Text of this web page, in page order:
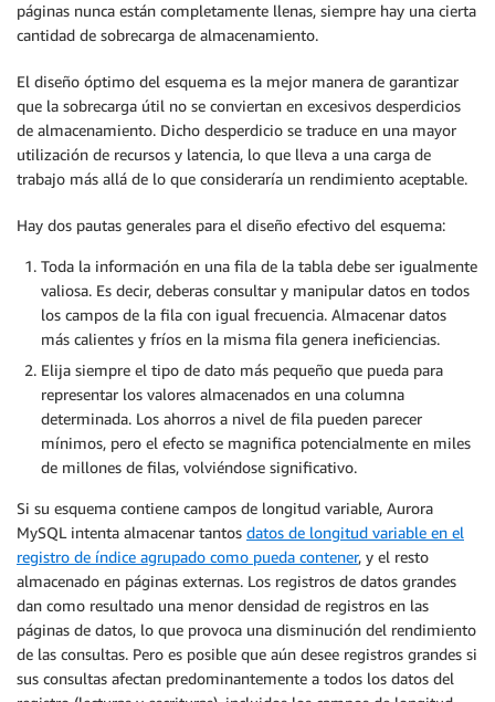
páginas nunca están completamente llenas, siempre hay una cierta
cantidad de sobrecarga de almacenamiento.
El diseño óptimo del esquema es la mejor manera de garantizar
que la sobrecarga útil no se conviertan en excesivos desperdicios
de almacenamiento. Dicho desperdicio se traduce en una mayor
utilización de recursos y latencia, lo que lleva a una carga de
trabajo más allá de lo que consideraría un rendimiento aceptable.
Hay dos pautas generales para el diseño efectivo del esquema:
Toda la información en una fila de la tabla debe ser igualmente
valiosa. Es decir, deberas consultar y manipular datos en todos
los campos de la fila con igual frecuencia. Almacenar datos
más calientes y fríos en la misma fila genera ineficiencias.
Elija siempre el tipo de dato más pequeño que pueda para
representar los valores almacenados en una columna
determinada. Los ahorros a nivel de fila pueden parecer
mínimos, pero el efecto se magnifica potencialmente en miles
de millones de filas, volviéndose significativo.
Si su esquema contiene campos de longitud variable, Aurora
MySQL intenta almacenar tantos datos de longitud variable en el
registro de índice agrupado como pueda contener, y el resto
almacenado en páginas externas. Los registros de datos grandes
dan como resultado una menor densidad de registros en las
páginas de datos, lo que provoca una disminución del rendimiento
de las consultas. Pero es posible que aún desee registros grandes si
sus consultas afectan predominantemente a todos los datos del